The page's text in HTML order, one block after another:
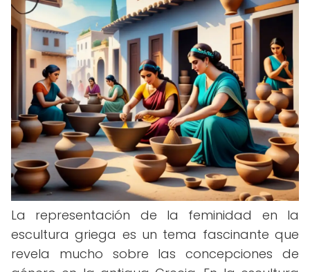
La representación de la feminidad en la
escultura griega es un tema fascinante que
revela mucho sobre las concepciones de